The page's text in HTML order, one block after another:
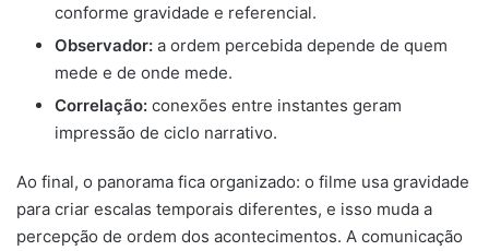
conforme gravidade e referencial.
Observador: a ordem percebida depende de quem
mede e de onde mede.
Correlação: conexões entre instantes geram
impressão de ciclo narrativo.
Ao final, o panorama fica organizado: o filme usa gravidade
para criar escalas temporais diferentes, e isso muda a
percepção de ordem dos acontecimentos. A comunicação